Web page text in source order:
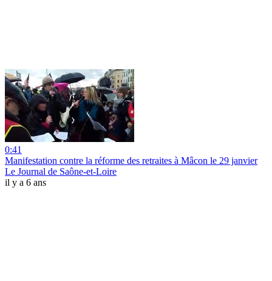
0:41
Manifestation contre la réforme des retraites à Mâcon le 29 janvier
Le Journal de Saône-et-Loire
il y a 6 ans